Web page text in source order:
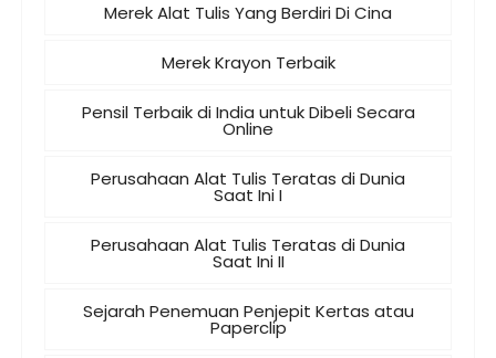
Merek Alat Tulis Yang Berdiri Di Cina
Merek Krayon Terbaik
Pensil Terbaik di India untuk Dibeli Secara
Online
Perusahaan Alat Tulis Teratas di Dunia
Saat Ini I
Perusahaan Alat Tulis Teratas di Dunia
Saat Ini II
Sejarah Penemuan Penjepit Kertas atau
Paperclip